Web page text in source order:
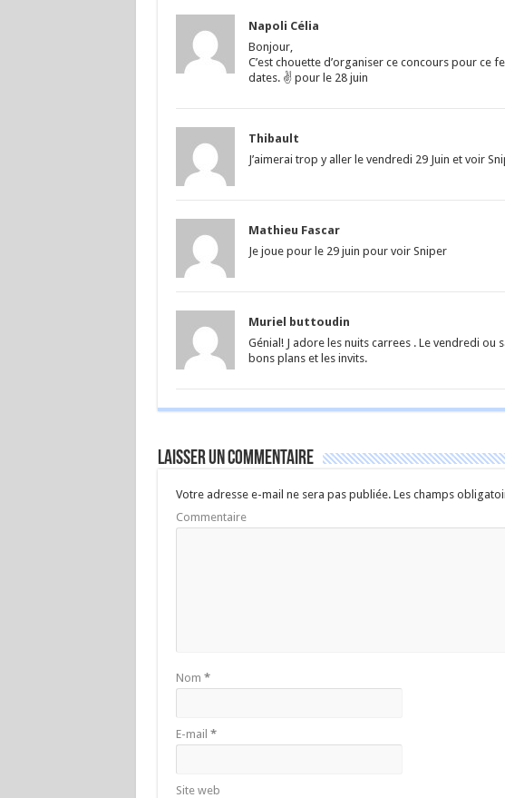
Napoli Célia
Bonjour,
C’est chouette d’organiser ce concours pour ce
dates. ✌ pour le 28 juin
Thibault
J’aimerai trop y aller le vendredi 29 Juin et voir
Mathieu Fascar
Je joue pour le 29 juin pour voir Sniper
Muriel buttoudin
Génial! J adore les nuits carrees . Le vendredi
bons plans et les invits.
Laisser un commentaire
Votre adresse e-mail ne sera pas publiée.Les champs
Commentaire
Nom *
E-mail *
Site web